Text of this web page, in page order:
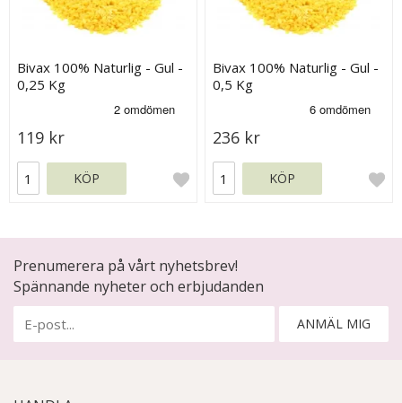
Bivax 100% Naturlig - Gul -
0,25 Kg
119 kr
KÖP
Bivax 100% Naturlig - Gul -
0,5 Kg
236 kr
KÖP
Prenumerera på vårt nyhetsbrev!
Spännande nyheter och erbjudanden
ANMÄL MIG